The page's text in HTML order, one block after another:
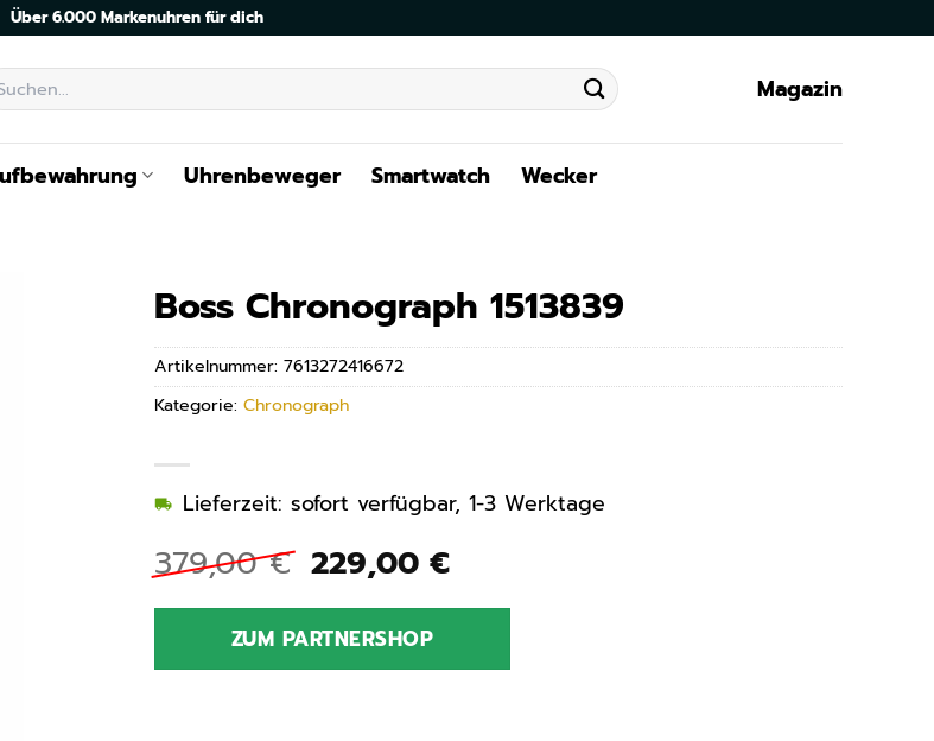
Über 6.000 Markenuhren für dich
Magazin
Uhrenbeweger Smartwatch Wecker
Boss Chronograph 1513839
379,00€ Ursprünglicher
Preis
war:
379,00 €
229,00 €Aktueller
ist:
Lieferzeit: sofort verfügbar, 1-3 Werktage
ZUM PARTNERSHOP
Artikelnummer: 7613272416672
Kategorie: Chronograph